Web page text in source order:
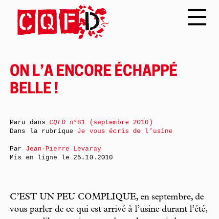
ON L’A ENCORE ÉCHAPPÉ
BELLE !
C’EST UN PEU COMPLIQUE, en septembre, de
vous parler de ce qui est arrivé à l’usine durant l’été,
Paru dansCQFDn°81 (septembre 2010)
Dans la rubrique Je vous écris de l’usine
Par Jean-Pierre Levaray
Mis en ligne le 25.10.2010